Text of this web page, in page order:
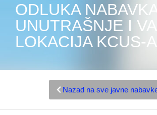
ODLUKA
UNUTRAŠNJE I
LOKACIJA KCUS-A
Nazad na sve javne